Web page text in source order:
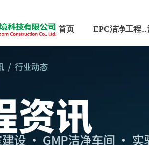
首页 EPC洁净工程服务